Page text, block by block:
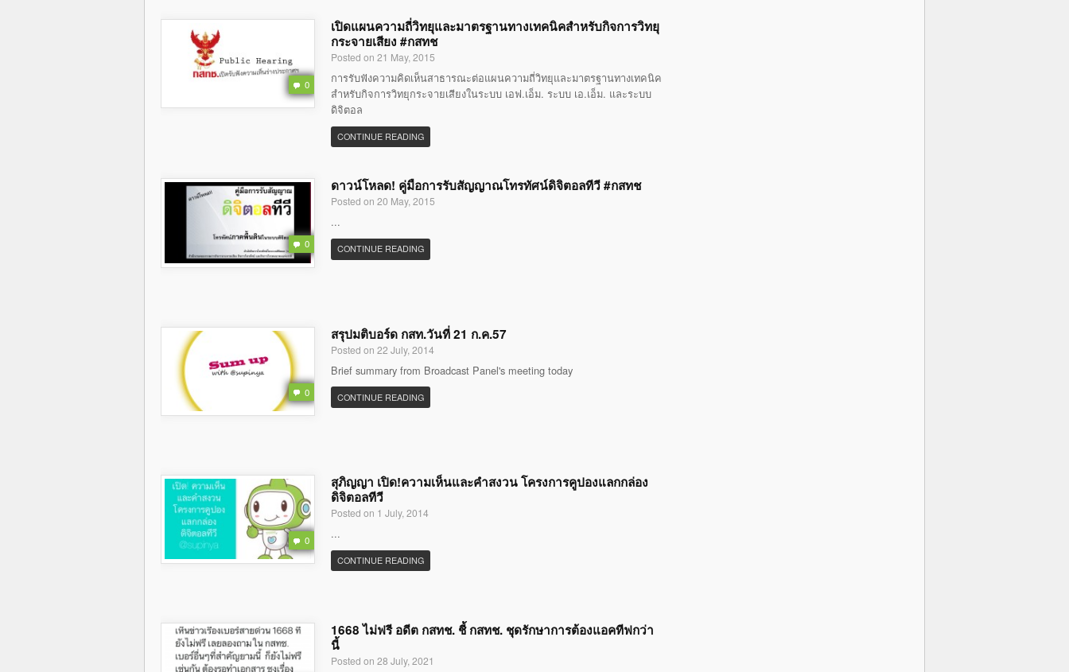
0
เปิดแผนความถี่วิทยุและมาตรฐานทางเทคนิคสำหรับกิจการวิทยุ
กระจายเสียง #กสทช
Posted on 21 May, 2015
การรับฟังความคิดเห็นสาธารณะต่อแผนความถี่วิทยุและมาตรฐานทางเทคนิค
สำหรับกิจการวิทยุกระจายเสียงในระบบ เอฟ.เอ็ม. ระบบ เอ.เอ็ม. และระบบ
ดิจิตอล
CONTINUE READING
0
ดาวน์โหลด! คู่มือการรับสัญญาณโทรทัศน์ดิจิตอลทีวี #กสทช
Posted on 20 May, 2015
...
CONTINUE READING
0
สรุปมติบอร์ด กสท.วันที่ 21 ก.ค.57
Posted on 22 July, 2014
Brief summary from Broadcast Panel's meeting today
CONTINUE READING
0
สุภิญญา เปิด!ความเห็นและคำสงวน โครงการคูปองแลกกล่อง
ดิจิตอลทีวี
Posted on 1 July, 2014
...
CONTINUE READING
1668 ไม่ฟรี อดีต กสทช. ชี้ กสทช. ชุดรักษาการต้องแอคทีฟกว่า
นี้
Posted on 28 July, 2021